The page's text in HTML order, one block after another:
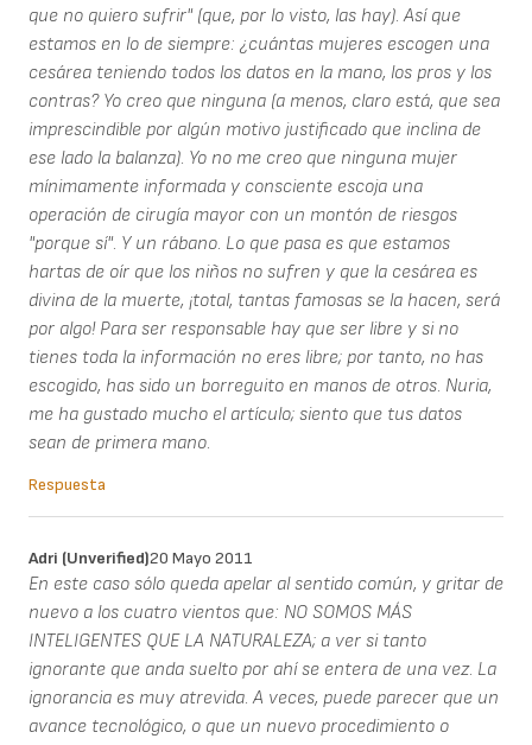
que no quiero sufrir" (que, por lo visto, las hay). Así que
estamos en lo de siempre: ¿cuántas mujeres escogen una
cesárea teniendo todos los datos en la mano, los pros y los
contras? Yo creo que ninguna (a menos, claro está, que sea
imprescindible por algún motivo justificado que inclina de
ese lado la balanza). Yo no me creo que ninguna mujer
mínimamente informada y consciente escoja una
operación de cirugía mayor con un montón de riesgos
"porque sí". Y un rábano. Lo que pasa es que estamos
hartas de oír que los niños no sufren y que la cesárea es
divina de la muerte, ¡total, tantas famosas se la hacen, será
por algo! Para ser responsable hay que ser libre y si no
tienes toda la información no eres libre; por tanto, no has
escogido, has sido un borreguito en manos de otros. Nuria,
me ha gustado mucho el artículo; siento que tus datos
sean de primera mano.
Respuesta
Adri (unverified)20 Mayo 2011
En este caso sólo queda apelar al sentido común, y gritar de
nuevo a los cuatro vientos que: NO SOMOS MÁS
INTELIGENTES QUE LA NATURALEZA; a ver si tanto
ignorante que anda suelto por ahí se entera de una vez. La
ignorancia es muy atrevida. A veces, puede parecer que un
avance tecnológico, o que un nuevo procedimiento o